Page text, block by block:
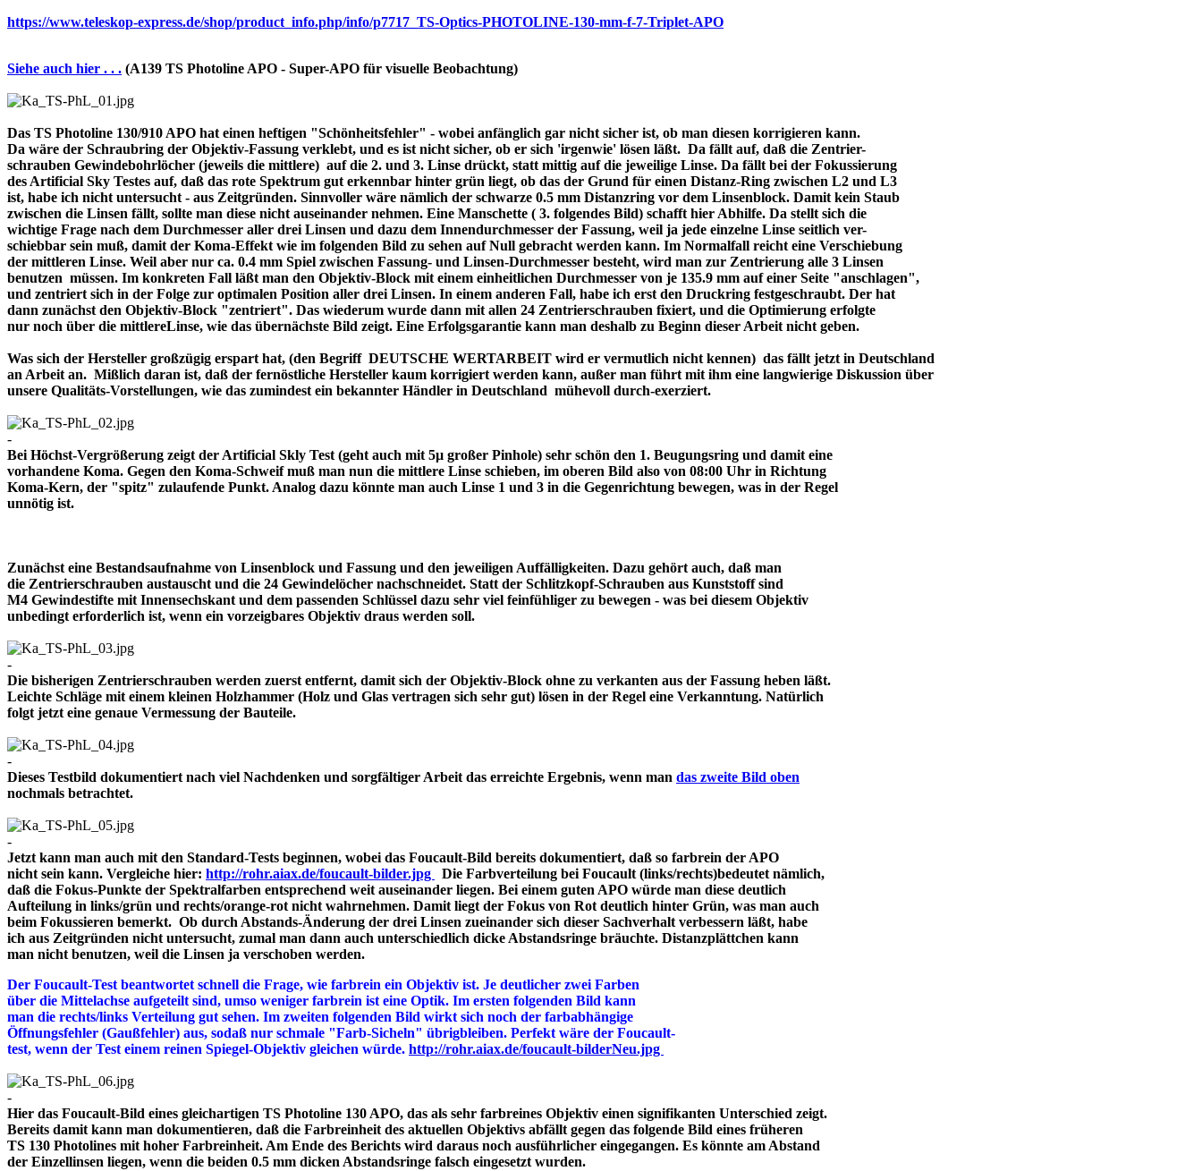
https://www.teleskop-express.de/shop/product_info.php/info/p7717_TS-Optics-PHOTOLINE-130-mm-f-7-Triplet-APO
Siehe auch hier . . . (A139 TS Photoline APO - Super-APO für visuelle Beobachtung)
Das TS Photoline 130/910 APO hat einen heftigen "Schönheitsfehler" - wobei anfänglich gar nicht sicher ist, ob man diesen korrigieren kann.
Da wäre der Schraubring der Objektiv-Fassung verklebt, und es ist nicht sicher, ob er sich 'irgenwie' lösen läßt. Da fällt auf, daß die Zentrier-
schrauben Gewindebohrlöcher (jeweils die mittlere) auf die 2. und 3. Linse drückt, statt mittig auf die jeweilige Linse. Da fällt bei der Fokussierung
des Artificial Sky Testes auf, daß das rote Spektrum gut erkennbar hinter grün liegt, ob das der Grund für einen Distanz-Ring zwischen L2 und L3
ist, habe ich nicht untersucht - aus Zeitgründen. Sinnvoller wäre nämlich der schwarze 0.5 mm Distanzring vor dem Linsenblock. Damit kein Staub
zwischen die Linsen fällt, sollte man diese nicht auseinander nehmen. Eine Manschette ( 3. folgendes Bild) schafft hier Abhilfe. Da stellt sich die
wichtige Frage nach dem Durchmesser aller drei Linsen und dazu dem Innendurchmesser der Fassung, weil ja jede einzelne Linse seitlich ver-
schiebbar sein muß, damit der Koma-Effekt wie im folgenden Bild zu sehen auf Null gebracht werden kann. Im Normalfall reicht eine Verschiebung
der mittleren Linse. Weil aber nur ca. 0.4 mm Spiel zwischen Fassung- und Linsen-Durchmesser besteht, wird man zur Zentrierung alle 3 Linsen
benutzen müssen. Im konkreten Fall läßt man den Objektiv-Block mit einem einheitlichen Durchmesser von je 135.9 mm auf einer Seite "anschlagen",
und zentriert sich in der Folge zur optimalen Position aller drei Linsen. In einem anderen Fall, habe ich erst den Druckring festgeschraubt. Der hat
dann zunächst den Objektiv-Block "zentriert". Das wiederum wurde dann mit allen 24 Zentrierschrauben fixiert, und die Optimierung erfolgte
nur noch über die mittlereLinse, wie das übernächste Bild zeigt. Eine Erfolgsgarantie kann man deshalb zu Beginn dieser Arbeit nicht geben.
Was sich der Hersteller großzügig erspart hat, (den Begriff DEUTSCHE WERTARBEIT wird er vermutlich nicht kennen) das fällt jetzt in Deutschland
an Arbeit an. Mißlich daran ist, daß der fernöstliche Hersteller kaum korrigiert werden kann, außer man führt mit ihm eine langwierige Diskussion über
unsere Qualitäts-Vorstellungen, wie das zumindest ein bekannter Händler in Deutschland mühevoll durch-exerziert.
-
Bei Höchst-Vergrößerung zeigt der Artificial Skly Test (geht auch mit 5µ großer Pinhole) sehr schön den 1. Beugungsring und damit eine
vorhandene Koma. Gegen den Koma-Schweif muß man nun die mittlere Linse schieben, im oberen Bild also von 08:00 Uhr in Richtung
Koma-Kern, der "spitz" zulaufende Punkt. Analog dazu könnte man auch Linse 1 und 3 in die Gegenrichtung bewegen, was in der Regel
unnötig ist.
Zunächst eine Bestandsaufnahme von Linsenblock und Fassung und den jeweiligen Auffälligkeiten. Dazu gehört auch, daß man
die Zentrierschrauben austauscht und die 24 Gewindelöcher nachschneidet. Statt der Schlitzkopf-Schrauben aus Kunststoff sind
M4 Gewindestifte mit Innensechskant und dem passenden Schlüssel dazu sehr viel feinfühliger zu bewegen - was bei diesem Objektiv
unbedingt erforderlich ist, wenn ein vorzeigbares Objektiv draus werden soll.
-
Die bisherigen Zentrierschrauben werden zuerst entfernt, damit sich der Objektiv-Block ohne zu verkanten aus der Fassung heben läßt.
Leichte Schläge mit einem kleinen Holzhammer (Holz und Glas vertragen sich sehr gut) lösen in der Regel eine Verkanntung. Natürlich
folgt jetzt eine genaue Vermessung der Bauteile.
-
Dieses Testbild dokumentiert nach viel Nachdenken und sorgfältiger Arbeit das erreichte Ergebnis, wenn man das zweite Bild oben
nochmals betrachtet.
-
Jetzt kann man auch mit den Standard-Tests beginnen, wobei das Foucault-Bild bereits dokumentiert, daß so farbrein der APO
nicht sein kann. Vergleiche hier: http://rohr.aiax.de/foucault-bilder.jpg
Die Farbverteilung bei Foucault (links/rechts)bedeutet nämlich,
daß die Fokus-Punkte der Spektralfarben entsprechend weit auseinander liegen. Bei einem guten APO würde man diese deutlich
Aufteilung in links/grün und rechts/orange-rot nicht wahrnehmen. Damit liegt der Fokus von Rot deutlich hinter Grün, was man auch
beim Fokussieren bemerkt. Ob durch Abstands-Änderung der drei Linsen zueinander sich dieser Sachverhalt verbessern läßt, habe
ich aus Zeitgründen nicht untersucht, zumal man dann auch unterschiedlich dicke Abstandsringe bräuchte. Distanzplättchen kann
man nicht benutzen, weil die Linsen ja verschoben werden.
Der Foucault-Test beantwortet schnell die Frage, wie farbrein ein Objektiv ist. Je deutlicher zwei Farben
über die Mittelachse aufgeteilt sind, umso weniger farbrein ist eine Optik. Im ersten folgenden Bild kann
man die rechts/links Verteilung gut sehen. Im zweiten folgenden Bild wirkt sich noch der farbabhängige
Öffnungsfehler (Gaußfehler) aus, sodaß nur schmale "Farb-Sicheln" übrigbleiben. Perfekt wäre der Foucault-
test, wenn der Test einem reinen Spiegel-Objektiv gleichen würde. http://rohr.aiax.de/foucault-bilderNeu.jpg
-
Hier das Foucault-Bild eines gleichartigen TS Photoline 130 APO, das als sehr farbreines Objektiv einen signifikanten Unterschied zeigt.
Bereits damit kann man dokumentieren, daß die Farbreinheit des aktuellen Objektivs abfällt gegen das folgende Bild eines früheren
TS 130 Photolines mit hoher Farbreinheit. Am Ende des Berichts wird daraus noch ausführlicher eingegangen. Es könnte am Abstand
der Einzellinsen liegen, wenn die beiden 0.5 mm dicken Abstandsringe falsch eingesetzt wurden.